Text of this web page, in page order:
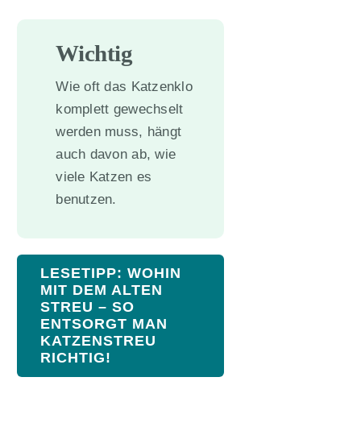
Wichtig
Wie oft das Katzenklo
komplett gewechselt
werden muss, hängt
auch davon ab, wie
viele Katzen es
benutzen.
LESETIPP: WOHIN
MIT DEM ALTEN
STREU – SO
ENTSORGT MAN
KATZENSTREU
RICHTIG!